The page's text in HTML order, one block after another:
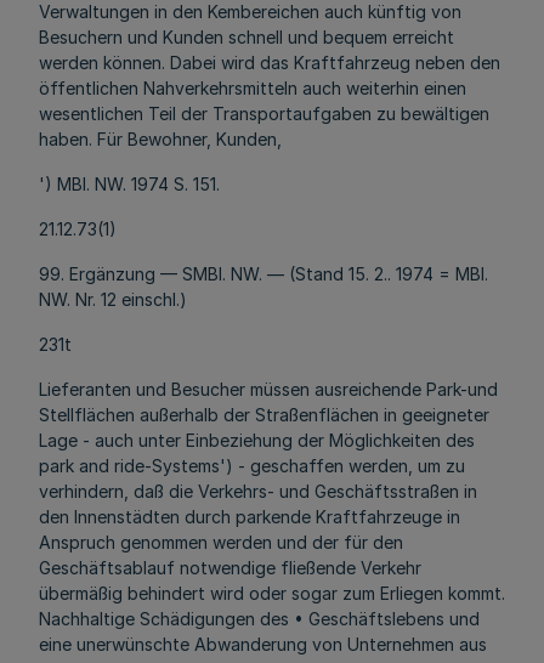
Verwaltungen in den Kembereichen auch künftig von
Besuchern und Kunden schnell und bequem erreicht
werden können. Dabei wird das Kraftfahrzeug neben den
öffentlichen Nahverkehrsmitteln auch weiterhin einen
wesentlichen Teil der Transportaufgaben zu bewältigen
haben. Für Bewohner, Kunden,
') MBl. NW. 1974 S. 151.
21.12.73(1)
99. Ergänzung — SMBl. NW. — (Stand 15. 2.. 1974 = MBl.
NW. Nr. 12 einschl.)
231t
Lieferanten und Besucher müssen ausreichende Park-und
Stellflächen außerhalb der Straßenflächen in geeigneter
Lage - auch unter Einbeziehung der Möglichkeiten des
park and ride-Systems') - geschaffen werden, um zu
verhindern, daß die Verkehrs- und Geschäftsstraßen in
den Innenstädten durch parkende Kraftfahrzeuge in
Anspruch genommen werden und der für den
Geschäftsablauf notwendige fließende Verkehr
übermäßig behindert wird oder sogar zum Erliegen kommt.
Nachhaltige Schädigungen des • Geschäftslebens und
eine unerwünschte Abwanderung von Unternehmen aus